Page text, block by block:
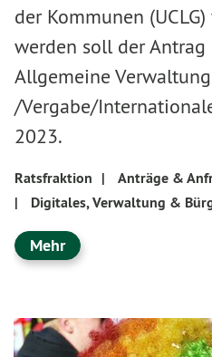
der Kommunen
werden soll der Antrag
Allgemeine
/Vergabe/
2023.
Ratsfraktion | Anträge &
|
Digitales, Verwaltung &
Mehr